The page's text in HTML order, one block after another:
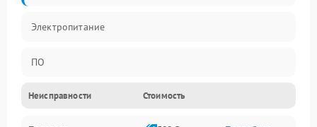
Электропитание
ПО
Сеть
Неисправности Стоимость